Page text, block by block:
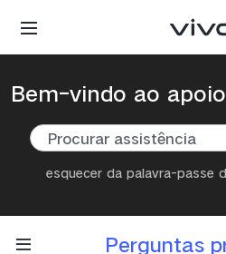
Bem-vindo ao
esquecer da palavra-passe
Perguntas